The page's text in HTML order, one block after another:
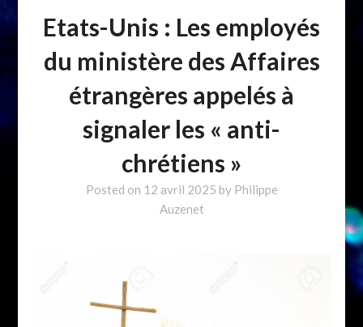
Etats-Unis : Les employés
du ministère des Affaires
étrangères appelés à
signaler les « anti-
chrétiens »
Posted on 12 avril 2025 by Philippe
Auzenet